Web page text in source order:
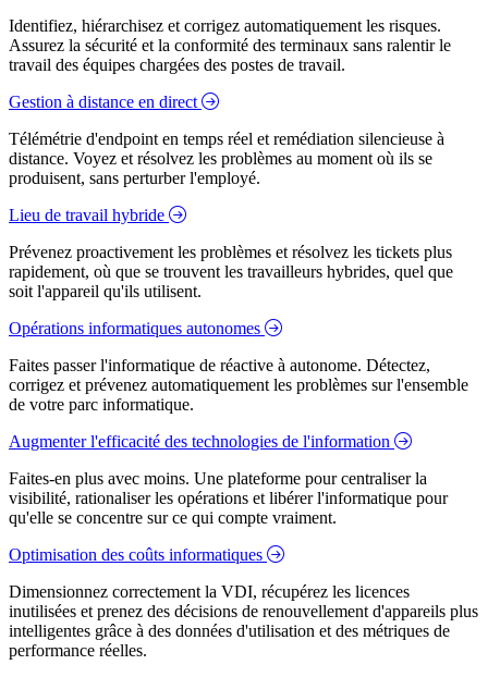
Identifiez, hiérarchisez et corrigez automatiquement les risques.
Assurez la sécurité et la conformité des terminaux sans ralentir le
travail des équipes chargées des postes de travail.
Gestion à distance en direct
Télémétrie d'endpoint en temps réel et remédiation silencieuse à
distance. Voyez et résolvez les problèmes au moment où ils se
produisent, sans perturber l'employé.
Lieu de travail hybride
Prévenez proactivement les problèmes et résolvez les tickets plus
rapidement, où que se trouvent les travailleurs hybrides, quel que
soit l'appareil qu'ils utilisent.
Opérations informatiques autonomes
Faites passer l'informatique de réactive à autonome. Détectez,
corrigez et prévenez automatiquement les problèmes sur l'ensemble
de votre parc informatique.
Augmenter l'efficacité des technologies de l'information
Faites-en plus avec moins. Une plateforme pour centraliser la
visibilité, rationaliser les opérations et libérer l'informatique pour
qu'elle se concentre sur ce qui compte vraiment.
Optimisation des coûts informatiques
Dimensionnez correctement la VDI, récupérez les licences
inutilisées et prenez des décisions de renouvellement d'appareils plus
intelligentes grâce à des données d'utilisation et des métriques de
performance réelles.